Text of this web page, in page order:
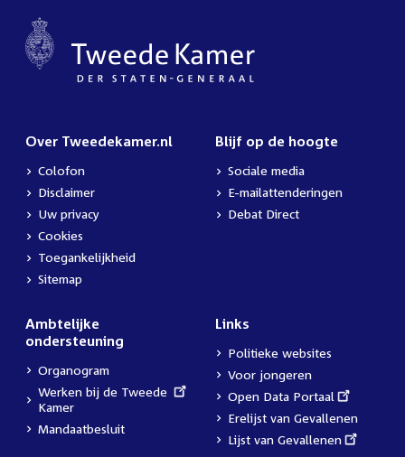
Over Tweedekamer.nl
Colofon
Disclaimer
Uw privacy
Cookies
Toegankelijkheid
Sitemap
Blijf op de hoogte
Sociale media
E-mailattenderingen
Debat Direct
Ambtelijke
ondersteuning
Organogram
External
link:
Werken bij de Tweede
Kamer
Mandaatbesluit
Links
Politieke websites
Voor jongeren
External
link:
Open Data Portaal
Erelijst van Gevallenen
External
Lijst van Gevallenen